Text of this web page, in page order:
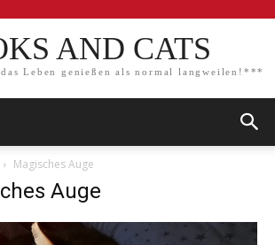
AND CATS
Leben genießen als normal langweilen!***
Magisches Auge
Auge